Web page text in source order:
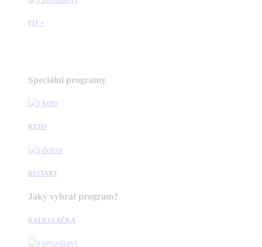
FIT +
Speciální programy
KETO
RESTART
Jaký vybrat program?
KALKULAČKA